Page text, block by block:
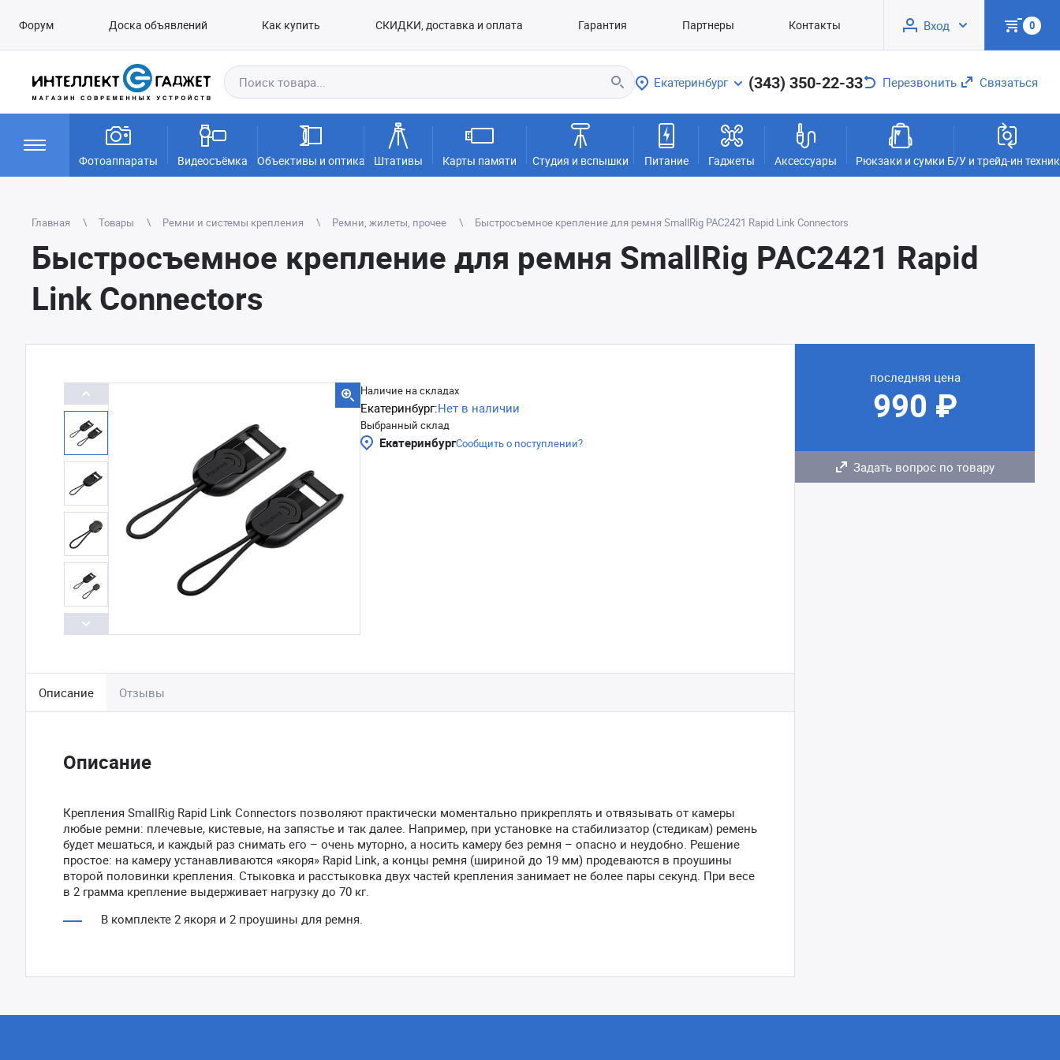
Форум Доска объявлений Как купить СКИДКИ, доставка и оплата Гарантия Партнеры Контакты Вход 0
Екатеринбург (343) 350-22-33 Перезвонить Связаться
Фотоаппараты Видеосъёмка Объективы и оптика Штативы Карты памяти Студия и вспышки Питание Гаджеты Аксессуары Рюкзаки и сумки Б/У и трейд-ин
Главная Товары Ремни и системы крепления Ремни, жилеты, прочее Быстросъемное крепление для ремня SmallRig PAC2421 Rapid Link Connectors
Быстросъемное крепление для ремня SmallRig PAC2421 Rapid
Link Connectors
Наличие на складах
Екатеринбург:Нет в наличии
Выбранный склад
ЕкатеринбургСообщить о поступлении?
Описание Отзывы
Описание
Крепления SmallRig Rapid Link Connectors позволяют практически моментально прикреплять и отвязывать от камеры
любые ремни: плечевые, кистевые, на запястье и так далее. Например, при установке на стабилизатор (стедикам) ремень
будет мешаться, и каждый раз снимать его – очень муторно, а носить камеру без ремня – опасно и неудобно. Решение
простое: на камеру устанавливаются «якоря» Rapid Link, а концы ремня (шириной до 19 мм) продеваются в проушины
второй половинки крепления. Стыковка и расстыковка двух частей крепления занимает не более пары секунд. При весе
в 2 грамма крепление выдерживает нагрузку до 70 кг.
В комплекте 2 якоря и 2 проушины для ремня.
последняя цена
990 ₽
Задать вопрос по товару